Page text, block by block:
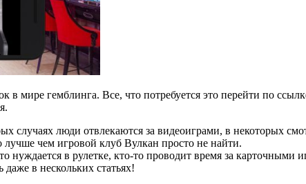
в мире гемблинга. Все, что потребуется это перейти по
случаях люди отвлекаются за видеоиграми, в некоторых
чем игровой клуб Вулкан просто не найти.
нуждается в рулетке, кто-то проводит время за
даже в нескольких статьях!